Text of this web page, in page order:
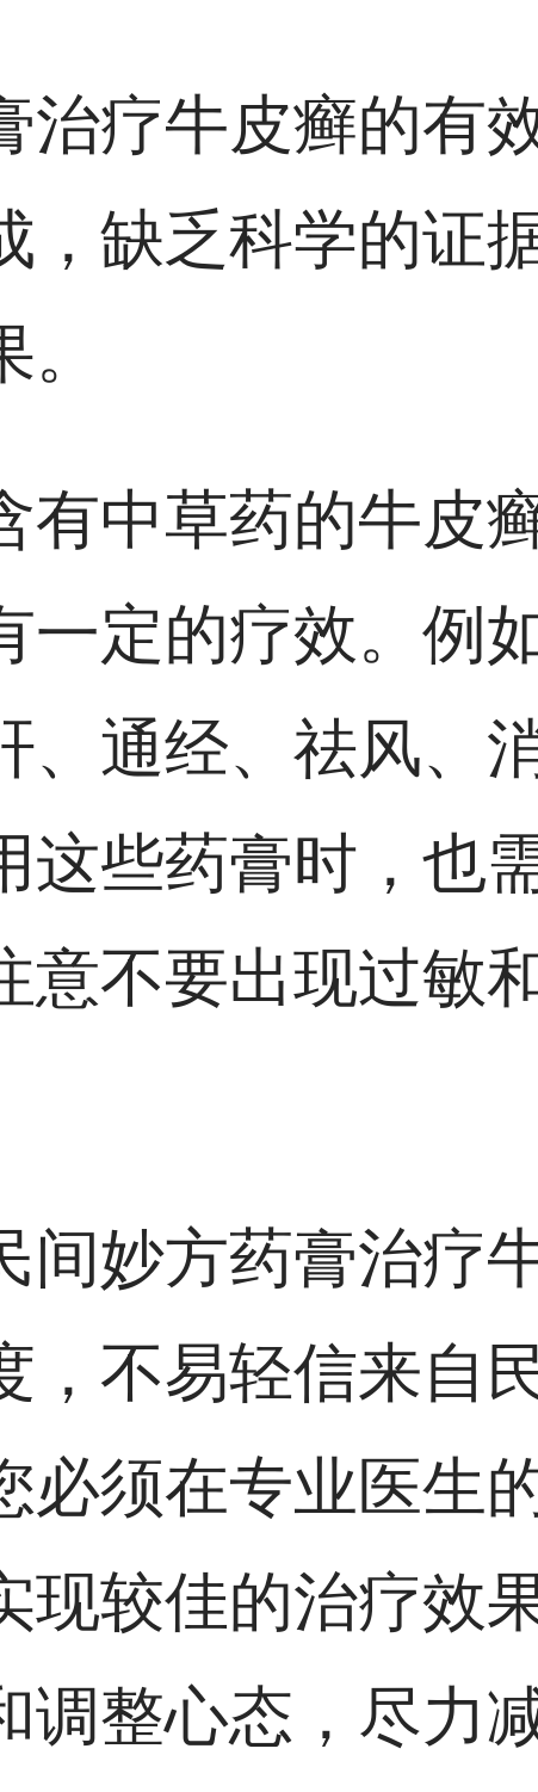
治疗牛皮癣的有
，缺乏科学的证
有中草药的牛皮
一定的疗效。例
、通经、祛风、
这些药膏时，也
意不要出现过敏
间妙方药膏治疗
，不易轻信来自
必须在专业医生
现较佳的治疗效
调整心态，尽力